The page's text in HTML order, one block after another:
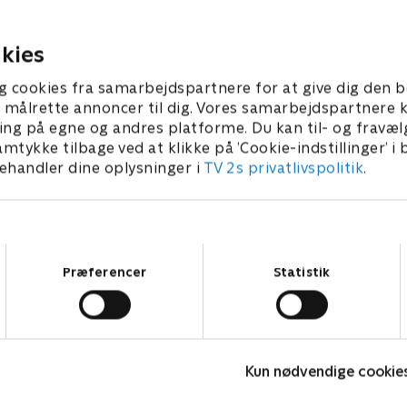
cookies fra samarbejdspartnere for at give dig den
annoncer til dig. Vores samarbejdspartnere
på egne og andres platforme. Du kan til- og
tilbage ved at klikke på ’Cookie-indstillinger’ i
dine oplysninger i TV 2s privatlivspolitik.
Præferencer Statistik
Kun nødvendige
herrer det ikke gå stille for
med
Stephania Potalivo
Bang dyster i krejleri.
• 29 min
Potalivo og Carsten Bang
spil i 'Krejlerkongen'.
Hvem vil være millionær? Classic